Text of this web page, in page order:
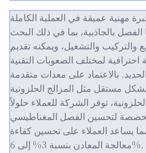
مهنية عميقة في العملية الكاملة
الفصل بالجاذبية، بما في ذلك البحث
والتركيب والتشغيل، ويمكنه تقديم
لمختلف الصعوبات التقنية
بالاعتماد على معدات متقدمة
مستقل مثل المزالج الحلزونية
توفر الشركة للعملاء حلولاً
لتحسين الفصل المغناطيسي
مما يساعد العملاء على تحسين كفاءة
معالجة المعادن بنسبة 3% إلى 6%.